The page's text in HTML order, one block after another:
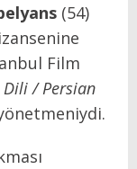
(54)
Film
Dili / Persian